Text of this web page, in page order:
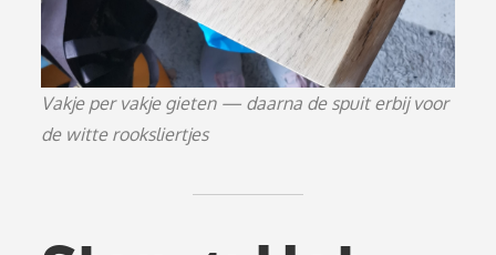
Vakje per vakje gieten — daarna de spuit erbij voor
de witte rooksliertjes